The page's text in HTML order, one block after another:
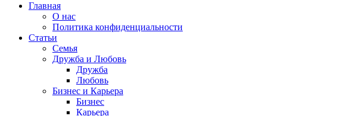
Главная
О нас
Политика конфиденциальности
Статьи
Семья
Дружба и Любовь
Дружба
Любовь
Бизнес и Карьера
Бизнес
Карьера